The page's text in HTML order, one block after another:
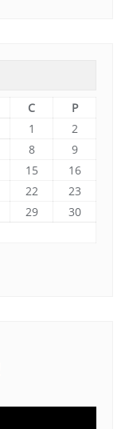
C
P
1
2
8
9
15
16
22
23
29
30